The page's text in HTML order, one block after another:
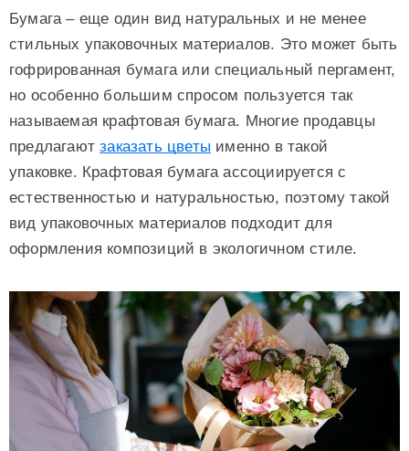
Бумага – еще один вид натуральных и не менее
стильных упаковочных материалов. Это может быть
гофрированная бумага или специальный пергамент,
но особенно большим спросом пользуется так
называемая крафтовая бумага. Многие продавцы
предлагаютзаказать цветы именно в такой
упаковке. Крафтовая бумага ассоциируется с
естественностью и натуральностью, поэтому такой
вид упаковочных материалов подходит для
оформления композиций в экологичном стиле.